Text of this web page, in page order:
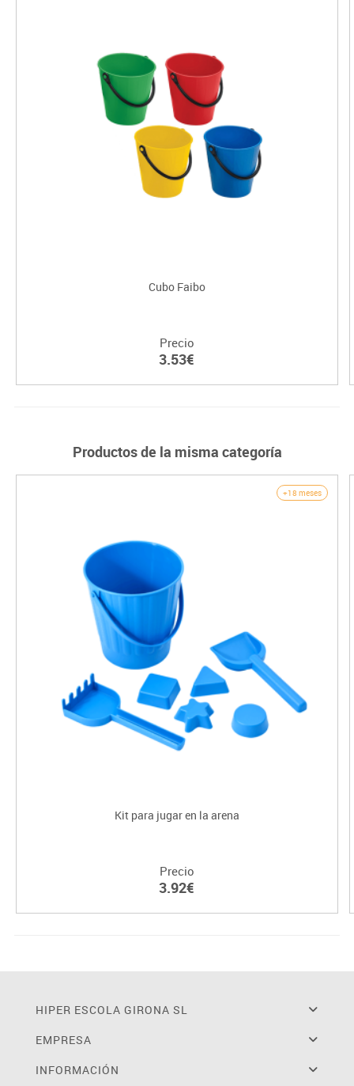
Cubo Faibo
Precio
3.53€
Productos de la misma categoría
+18 meses
Kit para jugar en la arena
Precio
3.92€
HIPER ESCOLA GIRONA SL
EMPRESA
INFORMACIÓN